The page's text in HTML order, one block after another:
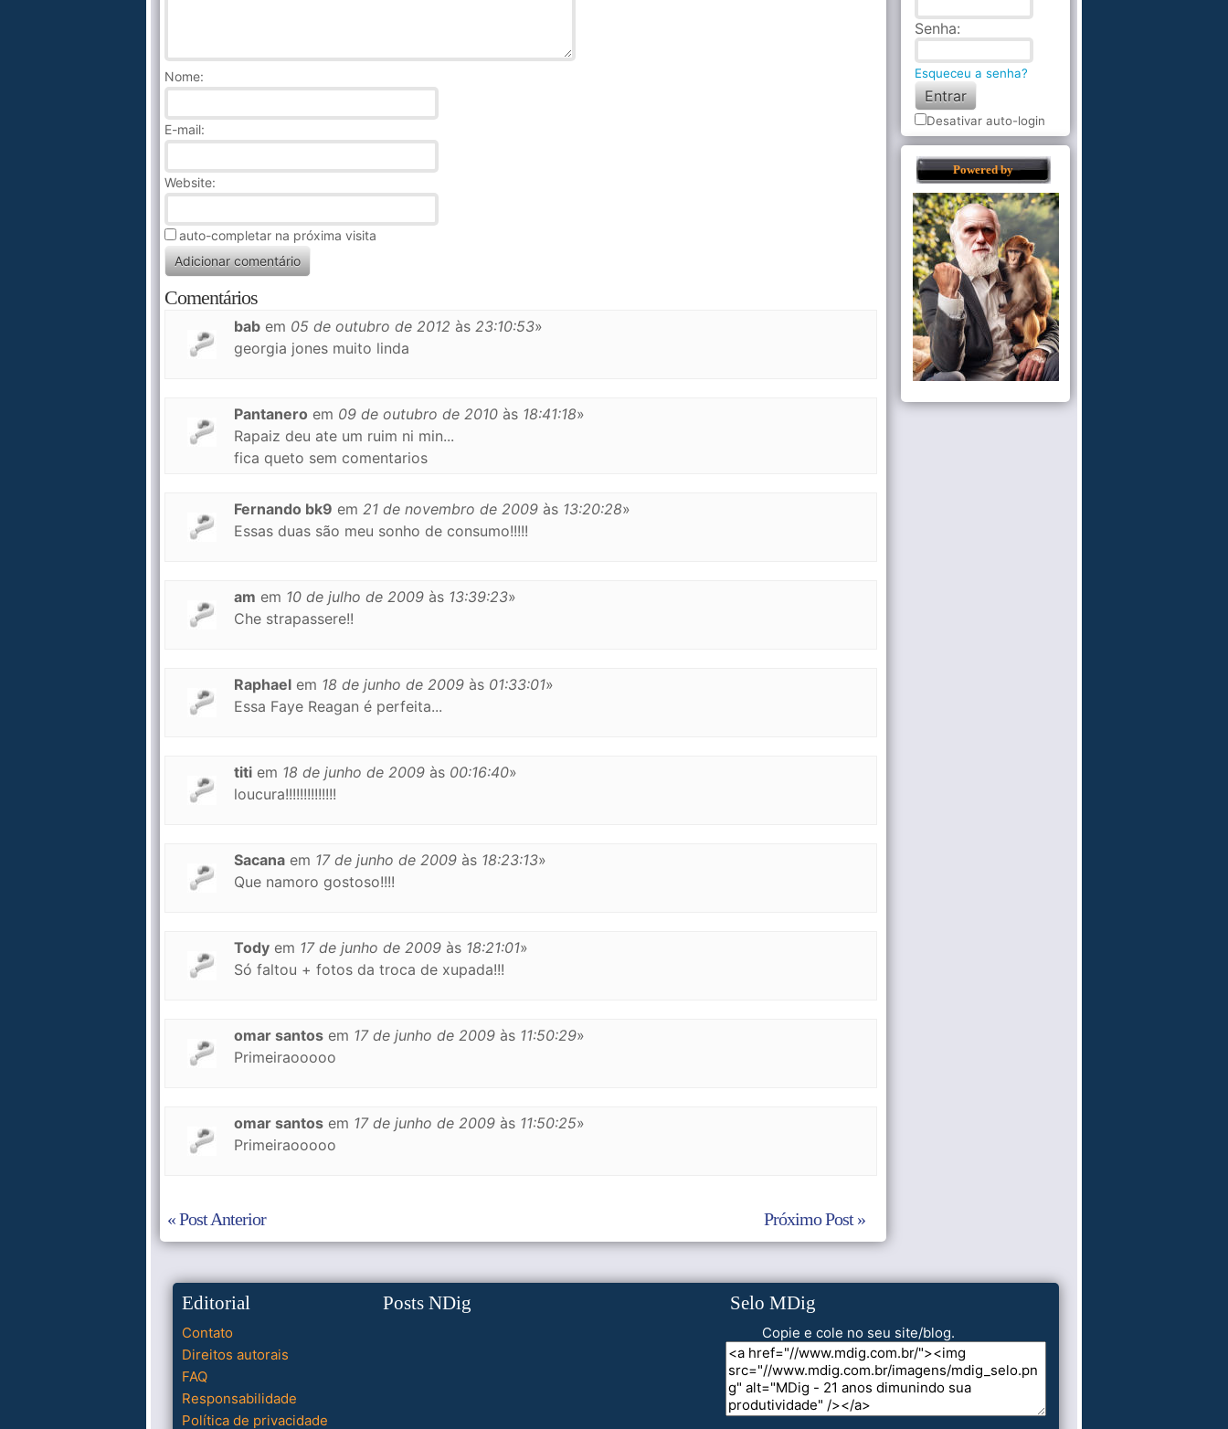
Nome:
E-mail:
Website:
auto-completar na próxima visita
Comentários
bab em 05 de outubro de 2012 às 23:10:53»
georgia jones muito linda
Pantanero em 09 de outubro de 2010 às 18:41:18»
Rapaiz deu ate um ruim ni min...
fica queto sem comentarios
Fernando bk9 em 21 de novembro de 2009 às 13:20:28»
Essas duas são meu sonho de consumo!!!!!
am em 10 de julho de 2009 às 13:39:23»
Che strapassere!!
Raphael em 18 de junho de 2009 às 01:33:01»
Essa Faye Reagan é perfeita...
titi em 18 de junho de 2009 às 00:16:40»
loucura!!!!!!!!!!!!!!
Sacana em 17 de junho de 2009 às 18:23:13»
Que namoro gostoso!!!!
Tody em 17 de junho de 2009 às 18:21:01»
Só faltou + fotos da troca de xupada!!!
omar santos em 17 de junho de 2009 às 11:50:29»
Primeiraooooo
omar santos em 17 de junho de 2009 às 11:50:25»
Primeiraooooo
« Post Anterior Próximo Post »
Senha:
Esqueceu a senha?
Desativar auto-login
Powered by
Editorial
Contato
Direitos autorais
FAQ
Responsabilidade
Política de privacidade
Posts NDig Selo MDig
Copie e cole no seu site/blog.